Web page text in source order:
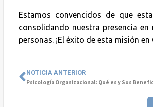
Estamos convencidos de que
consolidando nuestra presencia
personas. ¡El éxito de esta misión
NOTICIA ANTERIOR
Psicología Organizacional: Qué es y Sus